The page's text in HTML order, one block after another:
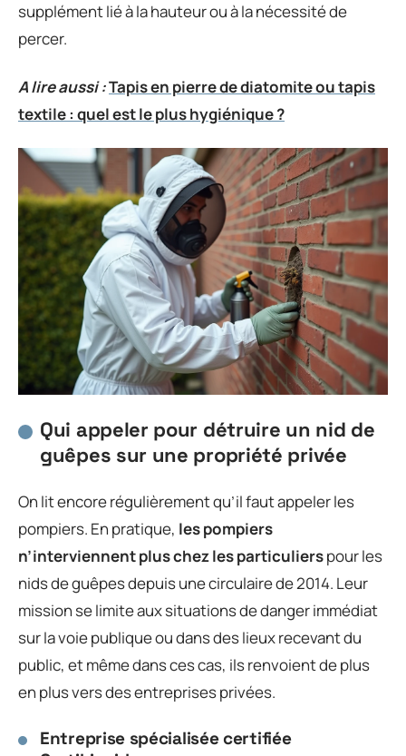
supplément lié à la hauteur ou à la nécessité de
percer.
A lire aussi :Tapis en pierre de diatomite ou tapis
textile : quel est le plus hygiénique ?
Qui appeler pour détruire un nid de
guêpes sur une propriété privée
On lit encore régulièrement qu’il faut appeler les
pompiers. En pratique, les pompiers
n’interviennent plus chez les particulierspour les
nids de guêpes depuis une circulaire de 2014. Leur
mission se limite aux situations de danger immédiat
sur la voie publique ou dans des lieux recevant du
public, et même dans ces cas, ils renvoient de plus
en plus vers des entreprises privées.
Entreprise spécialisée certifiée